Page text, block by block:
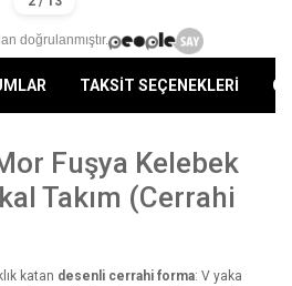
doğrulanmıştır.
TAKSİT SEÇENEKLERİ
Fuşya Kelebek
Takım (Cerrahi
katan desenli cerrahi forma: V yaka